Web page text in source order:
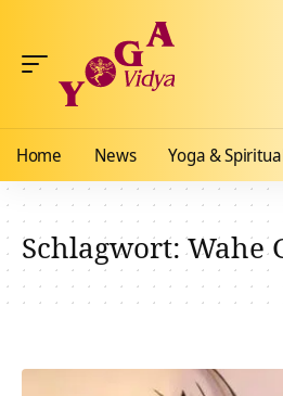
Home News Yoga &
Schlagwort:Wahe